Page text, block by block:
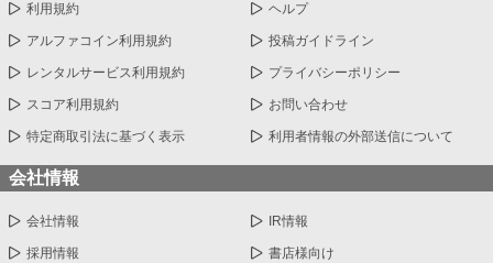
利用規約 ヘルプ
アルファコイン利用規約 投稿ガイドライン
レンタルサービス利用規約 プライバシーポリシー
スコア利用規約 お問い合わせ
特定商取引法に基づく表示 利用者情報の外部送信について
会社情報
会社情報 IR情報
採用情報 書店様向け